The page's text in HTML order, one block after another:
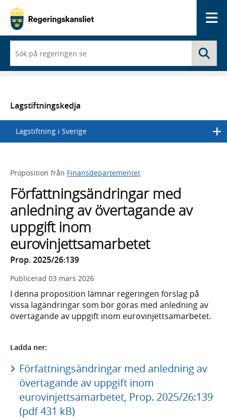
du
börjar
skriva
en
lista
med
sökförslag
Lagstiftningskedja
Lagstiftning i Sverige
Proposition från Finansdepartementet
Författningsändringar med
anledning av övertagande av
uppgift inom
eurovinjettsamarbetet
Prop. 2025/26:139
Publicerad 03 mars 2026
I denna proposition lämnar regeringen förslag på
vissa lagändringar som bör göras med anledning av
övertagande av uppgift inom eurovinjettsamarbetet.
Ladda ner:
Författningsändringar med anledning av
övertagande av uppgift inom
eurovinjettsamarbetet, Prop. 2025/26:139
(pdf 431 kB)